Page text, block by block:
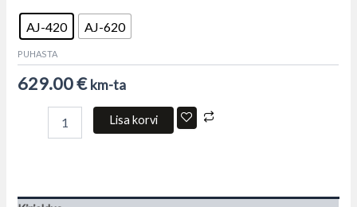
AJ-420 AJ-620
PUHASTA
629.00€ km-ta
Lisa korvi